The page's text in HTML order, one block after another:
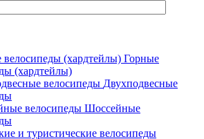
Горные
(хардтейлы)
Двухподвесные
Шоссейные